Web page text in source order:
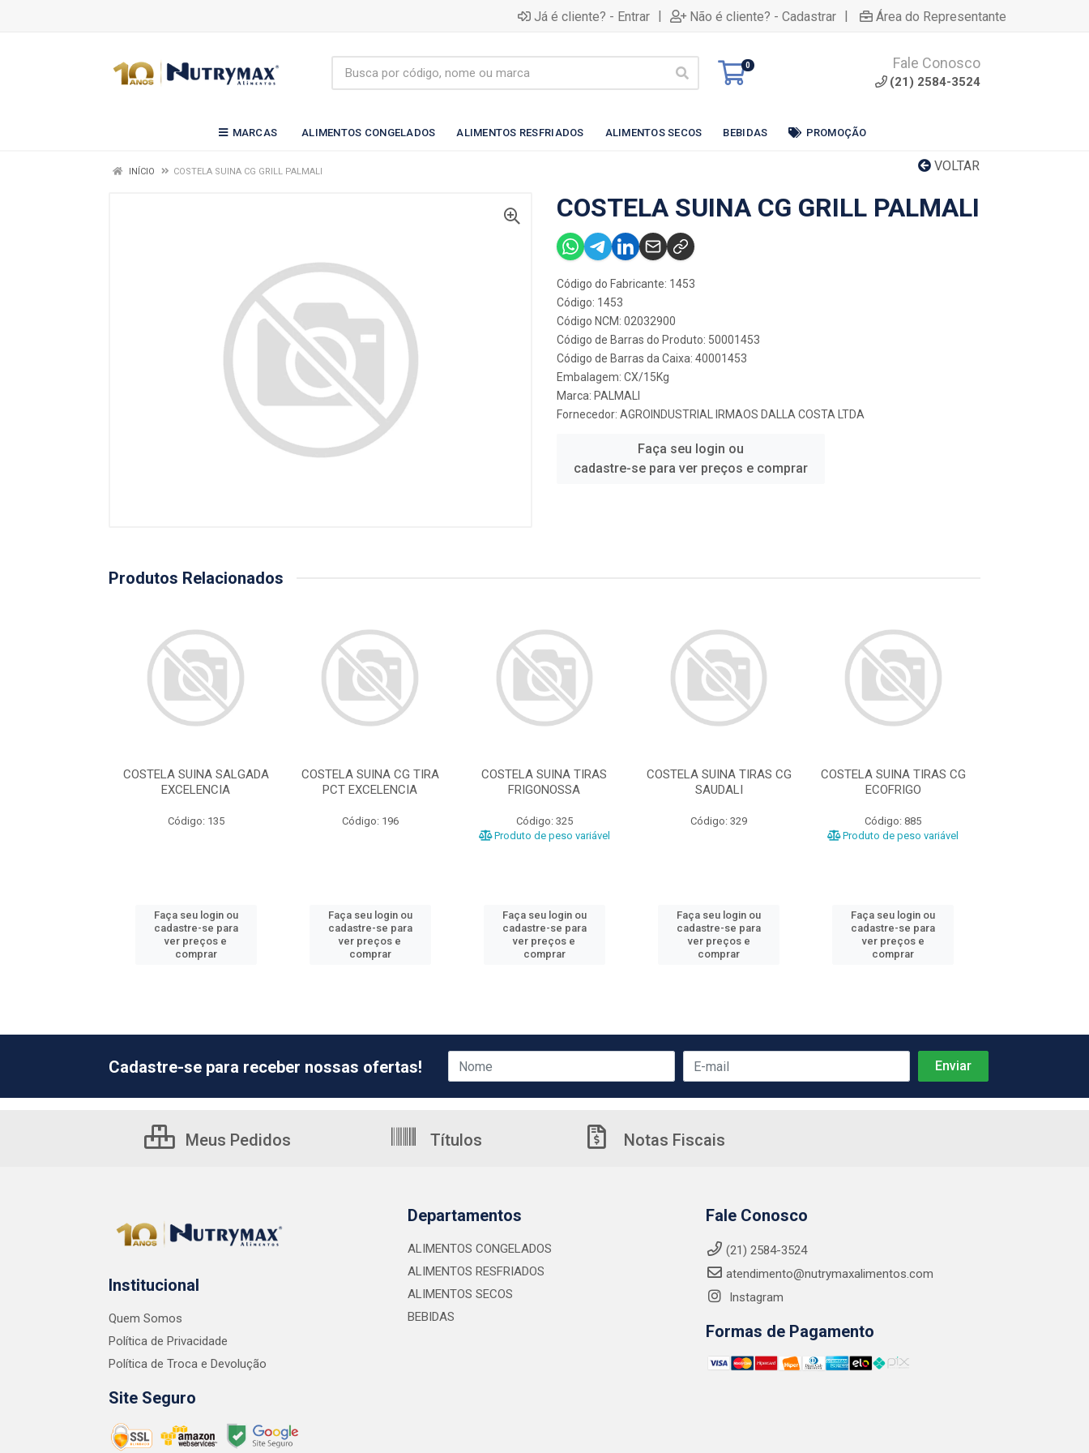
Já é cliente? - Entrar | Não é cliente? - Cadastrar | Área do Representante
0 Fale Conosco
(21) 2584-3524
MARCAS ALIMENTOS CONGELADOS ALIMENTOS RESFRIADOS ALIMENTOS SECOS BEBIDAS PROMOÇÃO
VOLTAR
INÍCIO COSTELA SUINA CG GRILL PALMALI
COSTELA SUINA CG GRILL PALMALI
Código do Fabricante: 1453
Código: 1453
Código NCM: 02032900
Código de Barras do Produto: 50001453
Código de Barras da Caixa: 40001453
Embalagem: CX/15Kg
Marca: PALMALI
Fornecedor: AGROINDUSTRIAL IRMAOS DALLA COSTA LTDA
Faça seu login ou
cadastre-se para ver preços e comprar
Produtos Relacionados
COSTELA SUINA SALGADA
EXCELENCIA
Código: 135
Faça seu login ou
cadastre-se para
ver preços e
comprar
COSTELA SUINA CG TIRA
PCT EXCELENCIA
Código: 196
Faça seu login ou
cadastre-se para
ver preços e
comprar
COSTELA SUINA TIRAS
FRIGONOSSA
Código: 325
Produto de peso variável
Faça seu login ou
cadastre-se para
ver preços e
comprar
COSTELA SUINA TIRAS CG
SAUDALI
Código: 329
Faça seu login ou
cadastre-se para
ver preços e
comprar
COSTELA SUINA TIRAS CG
ECOFRIGO
Código: 885
Produto de peso variável
Faça seu login ou
cadastre-se para
ver preços e
comprar
Cadastre-se para receber nossas ofertas!
Meus Pedidos Títulos Notas Fiscais
Institucional
Quem Somos
Política de Privacidade
Política de Troca e Devolução
Site Seguro
Departamentos
ALIMENTOS CONGELADOS
ALIMENTOS RESFRIADOS
ALIMENTOS SECOS
BEBIDAS
Fale Conosco
(21) 2584-3524
atendimento@nutrymaxalimentos.com
Instagram
Formas de Pagamento